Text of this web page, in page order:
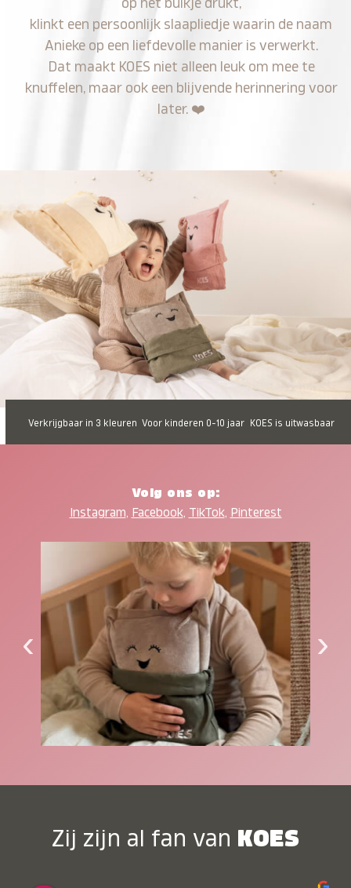
op het buikje drukt,
klinkt een persoonlijk slaapliedje waarin de naam
Anieke op een liefdevolle manier is verwerkt.
Dat maakt KOES niet alleen leuk om mee te
knuffelen, maar ook een blijvende herinnering voor
later. ❤️
Verkrijgbaar in 3 kleuren Voor kinderen 0-10 jaar KOES is uitwasbaar
Volg ons op:
Instagram, Facebook, TikTok, Pinterest
‹ ›
Zij zijn al fan van KOES